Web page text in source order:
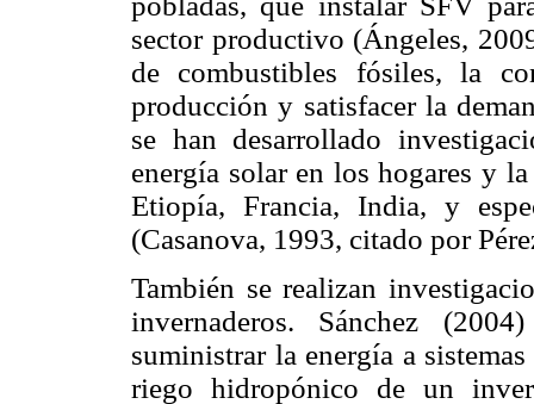
sector productivo (Ángeles,
de combustibles fósiles, la
producción y satisfacer la
se han desarrollado
energía solar en los hogares y
Etiopía, Francia, India, y
(Casanova, 1993, citado por
También se realizan
invernaderos. Sánchez
suministrar la energía a
riego hidropónico de un